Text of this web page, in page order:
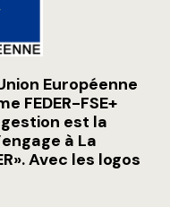
Européenne
FEDER-FSE+
est la
à La
Avec les logos